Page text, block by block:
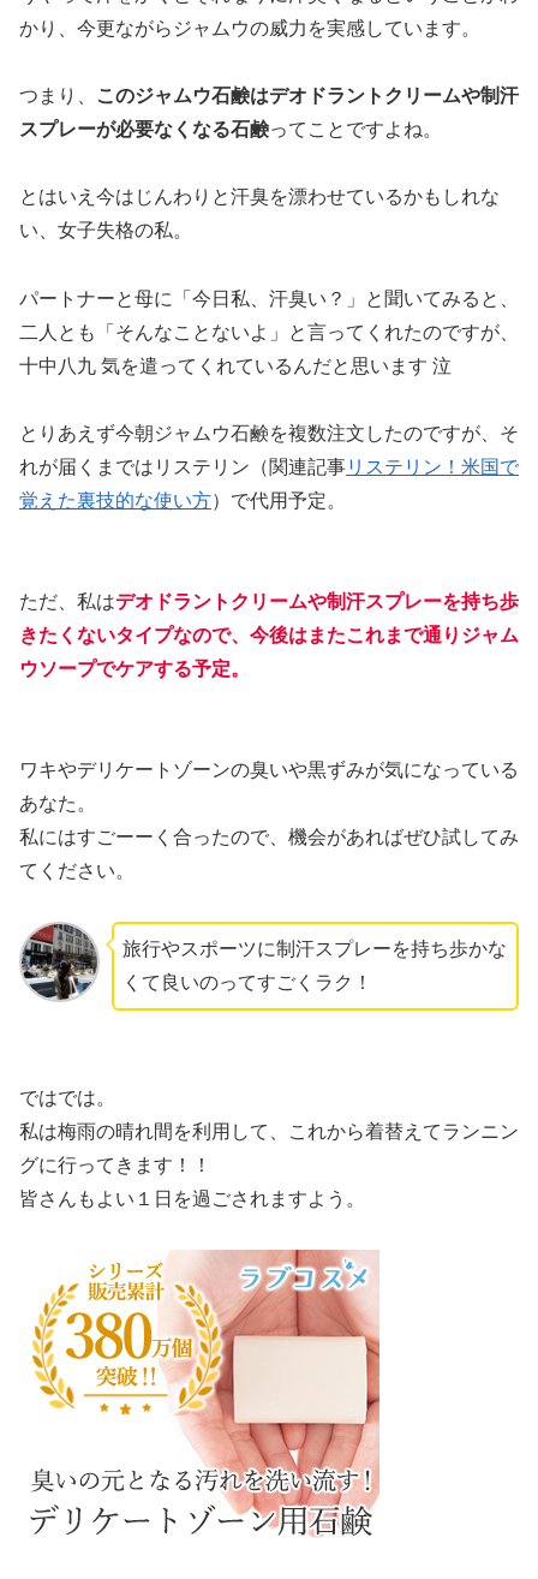
かり、今更ながらジャムウの威力を実感しています。
つまり、 このジャムウ石鹸はデオドラントクリームや制汗
スプレーが必要なくなる石鹸ってことですよね。
とはいえ今はじんわりと汗臭を漂わせているかもしれな
い、女子失格の私。
パートナーと母に「今日私、汗臭い？」と聞いてみると、
二人とも「そんなことないよ」と言ってくれたのですが、
十中八九 気を遣ってくれているんだと思います 泣
とりあえず今朝ジャムウ石鹸を複数注文したのですが、そ
れが届くまではリステリン（関連記事リステリン！米国で
覚えた裏技的な使い方）で代用予定。
ただ、私はデオドラントクリームや制汗スプレーを持ち歩
きたくないタイプなので、今後はまたこれまで通りジャム
ウソープでケアする予定。
ワキやデリケートゾーンの臭いや黒ずみが気になっている
あなた。
私にはすごーーく合ったので、機会があればぜひ試してみ
てください。
旅行やスポーツに制汗スプレーを持ち歩かな
くて良いのってすごくラク！
ではでは。
私は梅雨の晴れ間を利用して、これから着替えてランニン
グに行ってきます！！
皆さんもよい１日を過ごされますよう。